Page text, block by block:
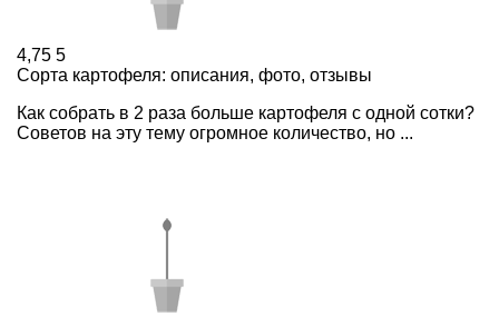
4,75 5
Сорта картофеля: описания, фото, отзывы
Как собрать в 2 раза больше картофеля с одной сотки?
Советов на эту тему огромное количество, но ...